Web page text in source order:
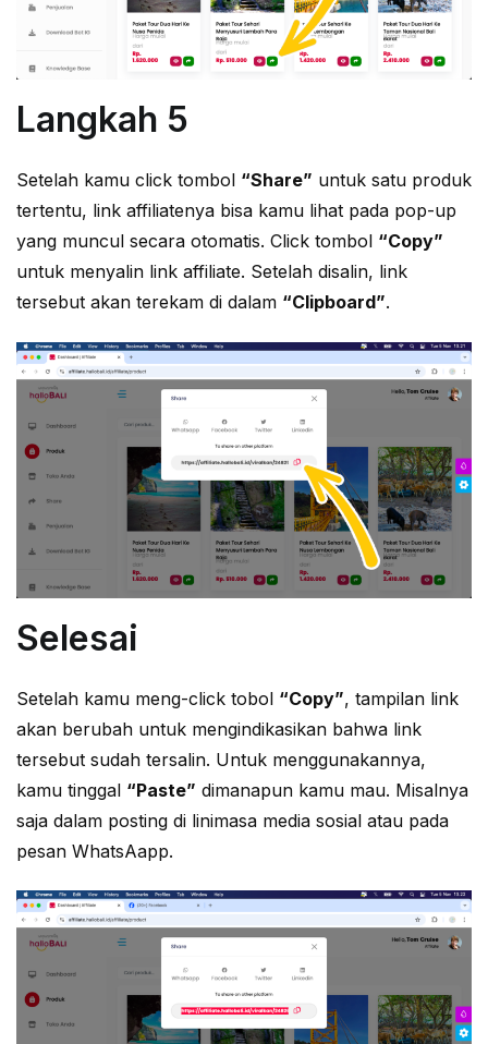
Langkah 5
Setelah kamu click tombol “Share” untuk satu produk
tertentu, link affiliatenya bisa kamu lihat pada pop-up
yang muncul secara otomatis. Click tombol “Copy”
untuk menyalin link affiliate. Setelah disalin, link
tersebut akan terekam di dalam “Clipboard”.
Selesai
Setelah kamu meng-click tobol “Copy”, tampilan link
akan berubah untuk mengindikasikan bahwa link
tersebut sudah tersalin. Untuk menggunakannya,
kamu tinggal “Paste” dimanapun kamu mau. Misalnya
saja dalam posting di linimasa media sosial atau pada
pesan WhatsAapp.